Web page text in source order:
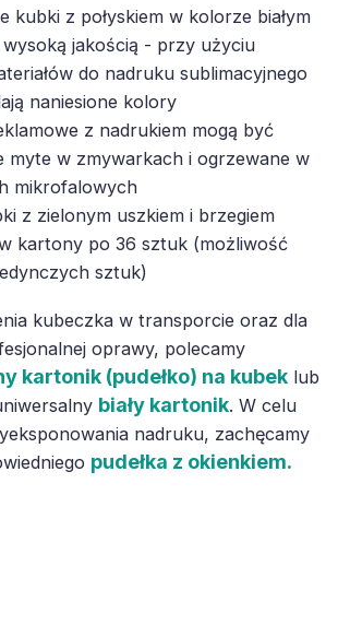
kubki z połyskiem w kolorze białym
wysoką jakością - przy użyciu
do nadruku sublimacyjnego
naniesione kolory
z nadrukiem mogą być
myte w zmywarkach i ogrzewane w
mikrofalowych
z zielonym uszkiem i brzegiem
kartony po 36 sztuk (możliwość
sztuk)
kubeczka w transporcie oraz dla
oprawy, polecamy
kartonik (pudełko) na kubek lub
biały kartonik. W celu
nadruku, zachęcamy
pudełka z okienkiem.